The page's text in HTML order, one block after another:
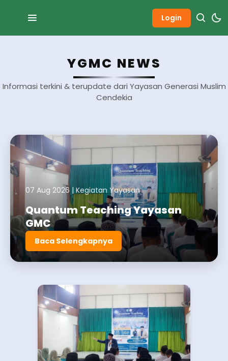
Login
YGMC NEWS
Informasi terkini & terupdate dari Yayasan Generasi Muslim
Cendekia
07 Aug 2026 | Kegiatan Yayasan
Quantum Teaching Yayasan
GMC
Baca Selengkapnya